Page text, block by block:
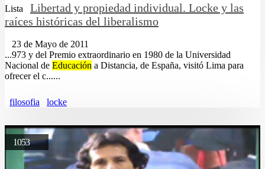
Lista
Libertad y propiedad individual. Locke y las
raíces históricas del liberalismo
23 de Mayo de 2011
...973 y del Premio extraordinario en 1980 de la Universidad
Nacional de Educación a Distancia, de España, visitó Lima para
ofrecer el c......
filosofia locke
1053